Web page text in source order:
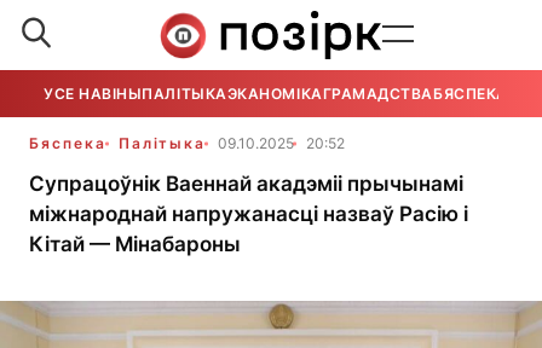
УСЕ НАВІНЫПАЛІТЫКАЭКАНОМІКАГРАМАДСТВАБЯСПЕКА
Бяспека Палітыка 09.10.2025 20:52
Супрацоўнік Ваеннай акадэміі прычынамі
міжнароднай напружанасці назваў Расію і
Кітай — Мінабароны